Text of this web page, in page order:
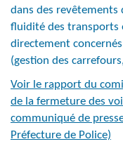
dans des
fluidité des transports
directement
(gestion des
Voir le rapport du
de la fermeture des
communiqué de
Préfecture de Police)